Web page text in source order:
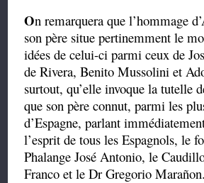
On remarquera que l’hommage
son père situe pertinemment le
idées de celui-ci parmi ceux de
de Rivera, Benito Mussolini et
surtout, qu’elle invoque la tutelle
que son père connut, parmi les
d’Espagne, parlant
l’esprit de tous les Espagnols, le
Phalange José Antonio, le
Franco et le Dr Gregorio Marañon.